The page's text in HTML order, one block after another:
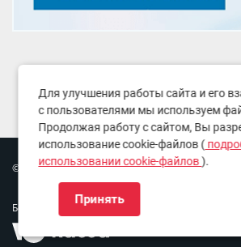
© Copyright 2016-2026. Все права защищены.
Безопасные платежи:
Для улучшения работы сайта и его
с пользователями мы используем
Продолжая работу с сайтом, Вы
использование cookie-файлов (
использовании cookie-файлов ).
Принять